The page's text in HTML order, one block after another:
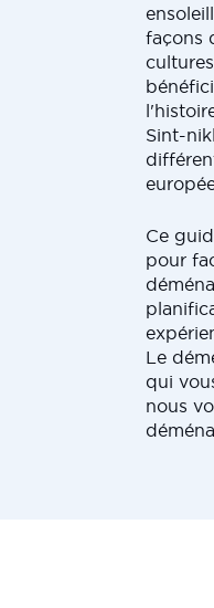
façons
Sint-
Ce
pour
Le
qui
nous